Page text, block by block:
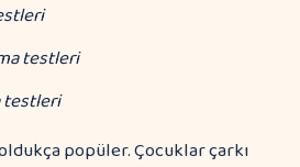
testleri
testleri
popüler. Çocuklar çarkı